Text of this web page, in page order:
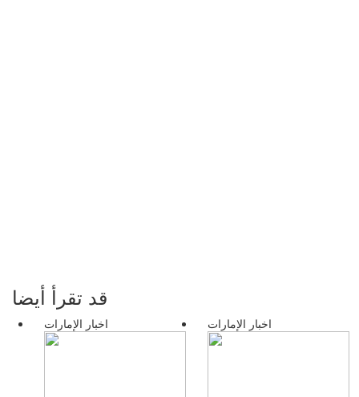
قد تقرأ أيضا
اخبار الإمارات اخبار الإمارات